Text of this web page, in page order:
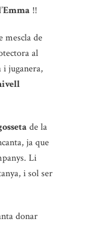
Emma !!
mescla de
al
i juganera,
de la
ja que
Li
i sol ser
donar